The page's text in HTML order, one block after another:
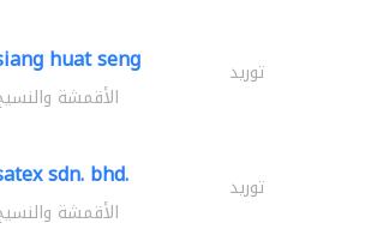
huat seng توريد
الأقمشة
sdn. bhd. توريد
الأقمشة